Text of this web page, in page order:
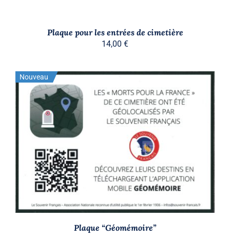
Plaque pour les entrées de cimetière
14,00 €
Stock épuisé
Nouveau
Plaque “Géomémoire”